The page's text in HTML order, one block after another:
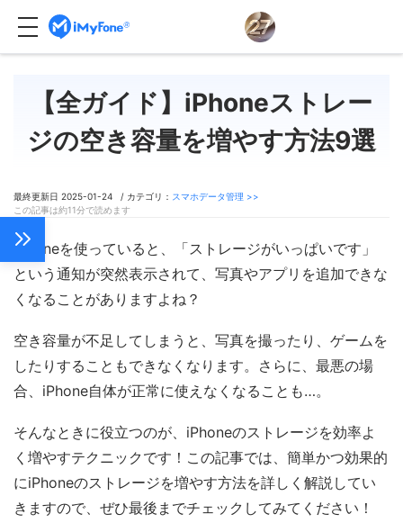
【全ガイド】iPhoneストレー
ジの空き容量を増やす方法9選
最終更新日 2025-01-24 / カテゴリ： スマホデータ管理 >>
この記事は約11分で読めます
iPhoneを使っていると、「ストレージがいっぱいです」
という通知が突然表示されて、写真やアプリを追加できな
くなることがありますよね？
空き容量が不足してしまうと、写真を撮ったり、ゲームを
したりすることもできなくなります。さらに、最悪の場
合、iPhone自体が正常に使えなくなることも…。
そんなときに役立つのが、iPhoneのストレージを効率よ
く増やすテクニックです！この記事では、簡単かつ効果的
にiPhoneのストレージを増やす方法を詳しく解説してい
きますので、ぜひ最後までチェックしてみてください！